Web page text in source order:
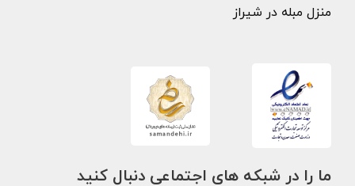
منزل مبله در شیراز
ما را در شبکه های اجتماعی دنبال کنید